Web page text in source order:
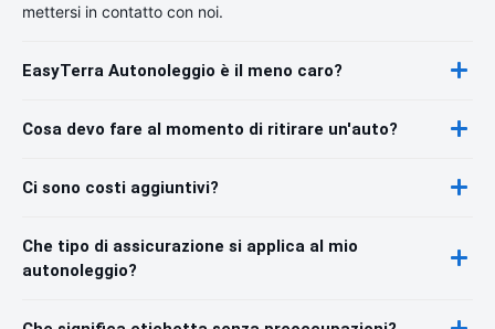
mettersi in contatto con noi.
EasyTerra Autonoleggio è il meno caro?
Cosa devo fare al momento di ritirare un'auto?
Ci sono costi aggiuntivi?
Che tipo di assicurazione si applica al mio
autonoleggio?